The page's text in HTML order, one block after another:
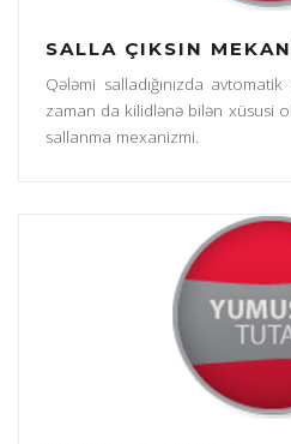
SALLA ÇIKSIN
Qələmi salladığınızda
zaman da kilidlənə bilən xüsusi
sallanma mexanizmi.